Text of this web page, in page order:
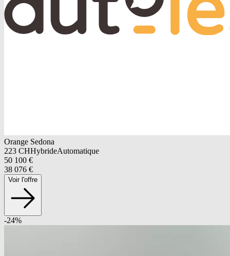
Orange Sedona
223 CHHybrideAutomatique
50 100 €
38 076 €
Voir l'offre
-24%